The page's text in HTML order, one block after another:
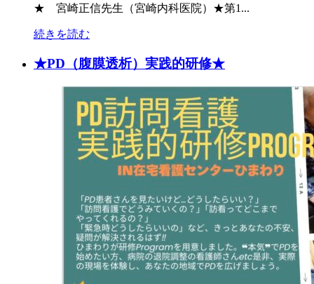
★ 宮崎正信先生（宮崎内科医院）★第1...
続きを読む
★PD（腹膜透析）実践的研修★